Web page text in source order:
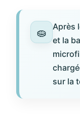
Après
et la
sur la